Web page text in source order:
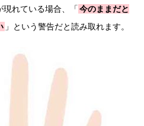
現れている場合、「今のままだと
」という警告だと読み取れます。